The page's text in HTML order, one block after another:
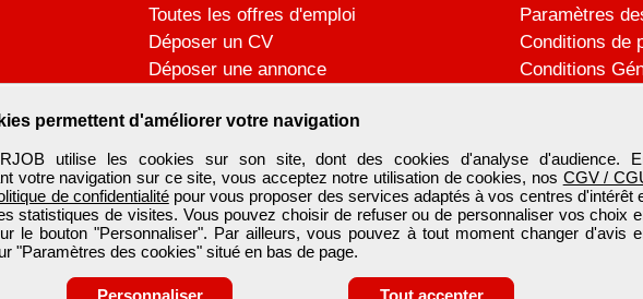
permettent d'améliorer votre navigation
utilise les cookies sur son site, dont des cookies d'analyse d'audience.
votre navigation sur ce site, vous acceptez notre utilisation de cookies, nos CGV /
de confidentialitépour vous proposer des services adaptés à vos centres d'intérêt
statistiques de visites. Vous pouvez choisir de refuser ou de personnaliser vos choix
le bouton "Personnaliser". Par ailleurs, vous pouvez à tout moment changer d'avis
"Paramètres des cookies" situé en bas de page.
Personnaliser Tout accepter
Toutes les offres d'emploi
Déposer un CV
Déposer une annonce
Paramètres
Conditions de
Conditions